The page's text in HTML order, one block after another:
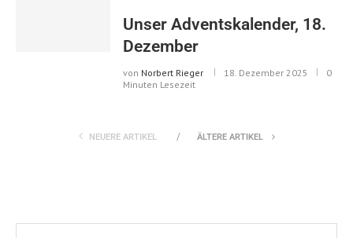
Unser Adventskalender, 18.
Dezember
von Norbert Rieger 18. Dezember 2025
0
Minuten Lesezeit
NEUERE ARTIKEL ÄLTERE ARTIKEL